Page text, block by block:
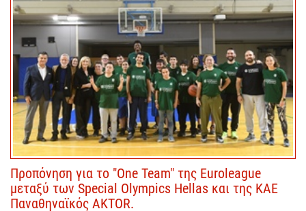
Προπόνηση για το "One Team" της Euroleague
μεταξύ των Special Olympics Hellas και της ΚΑΕ
Παναθηναϊκός AKTOR.